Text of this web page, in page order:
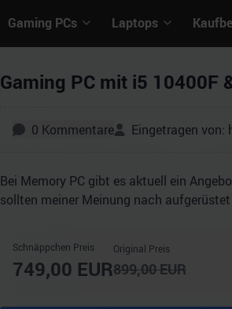
Gaming PCs Laptops
Gaming PC mit i5 10400F
0 Kommentare Eingetragen von:
Bei Memory PC gibt es aktuell ein
sollten meiner Meinung nach
Schnäppchen Preis
749,00 EUR
Original Preis
899,00EUR